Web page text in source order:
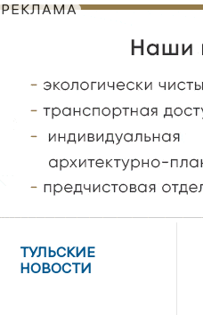
РЕКЛАМА
ТУЛЬСКИЕ
НОВОСТИ